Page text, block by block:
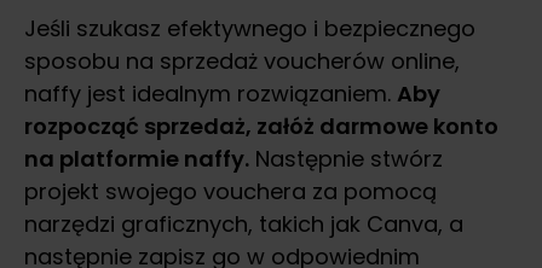
Jeśli szukasz efektywnego i bezpiecznego
sposobu na sprzedaż voucherów online,
naffy jest idealnym rozwiązaniem. Aby
rozpocząć sprzedaż, załóż darmowe konto
na platformie naffy. Następnie stwórz
projekt swojego vouchera za pomocą
narzędzi graficznych, takich jak Canva, a
następnie zapisz go w odpowiednim